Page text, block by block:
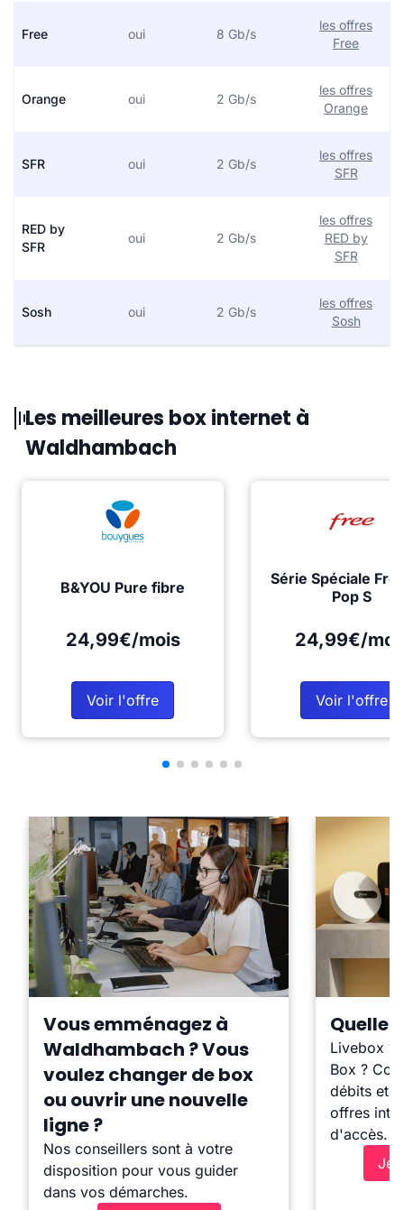
Free oui 8 Gb/s
les offres
Free
Orange oui 2 Gb/s
les offres
Orange
SFR oui 2 Gb/s
les offres
SFR
RED by
SFR
oui 2 Gb/s
les offres
RED by
SFR
Sosh oui 2 Gb/s
les offres
Sosh
Les meilleures box internet à
Waldhambach
B&YOU Pure fibre
24,99€/mois
Voir l'offre
Série Spéciale
Pop S
24,99€/
Voir l'offre
Vous emménagez à
Waldhambach ? Vous
voulez changer de box
ou ouvrir une nouvelle
ligne ?
Nos conseillers sont à votre
disposition pour vous guider
dans vos démarches.
Quelle
Livebox ?
Box ?
débits et
offres
d'accès.
Je